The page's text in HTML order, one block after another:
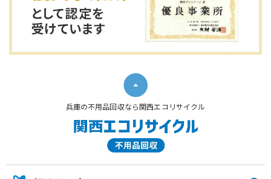
兵庫の不用品回収なら関西エコリサイクル